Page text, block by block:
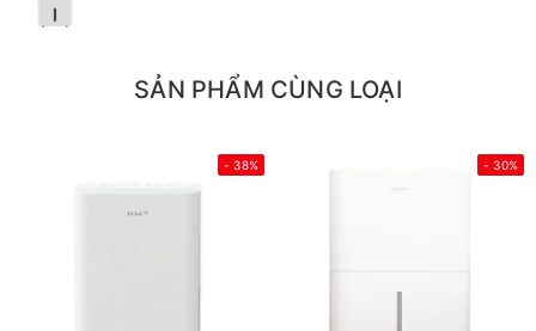
SẢN PHẨM CÙNG LOẠI
- 38% - 30%